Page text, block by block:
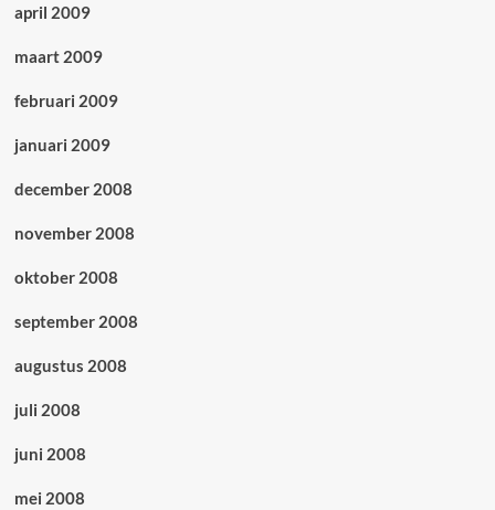
april 2009
maart 2009
februari 2009
januari 2009
december 2008
november 2008
oktober 2008
september 2008
augustus 2008
juli 2008
juni 2008
mei 2008